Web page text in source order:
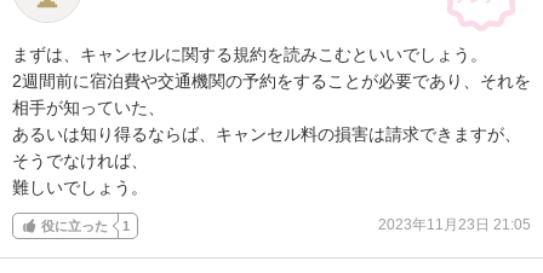
まずは、キャンセルに関する規約を読みこむといいでしょう。
2週間前に宿泊費や交通機関の予約をすることが必要であり、それを
相手が知っていた、
あるいは知り得るならば、キャンセル料の損害は請求できますが、
そうでなければ、
難しいでしょう。
役に立った 1 2023年11月23日 21:05